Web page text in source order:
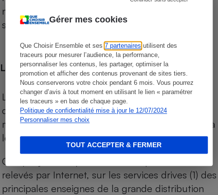
Gérer mes cookies
Que Choisir Ensemble et ses7 partenaires utilisent des
traceurs pour mesurer l’audience, la performance,
personnaliser les contenus, les partager, optimiser la
promotion et afficher des contenus provenant de sites tiers.
Nous conserverons votre choix pendant 6 mois. Vous pourrez
changer d’avis à tout moment en utilisant le lien « paramétrer
les traceurs » en bas de chaque page.
Politique de confidentialité mise à jour le 12/07/2024
Personnaliser mes choix
TOUT ACCEPTER & FERMER
niveau de prix des supermarchés, géolocalisés
sur le territoire français.
Les comparaisons de prix
Les comparaisons sont réalisées sur l’ensemble
des produits des magasins. Les produits de
marques de distributeurs (MDD) sont comparés à
leurs équivalents chez leurs concurrents.
Chaque jour, les prix de tous les produits sont
relevés par Internet, sur les services drives (1) des
principales enseignes de la grande distribution